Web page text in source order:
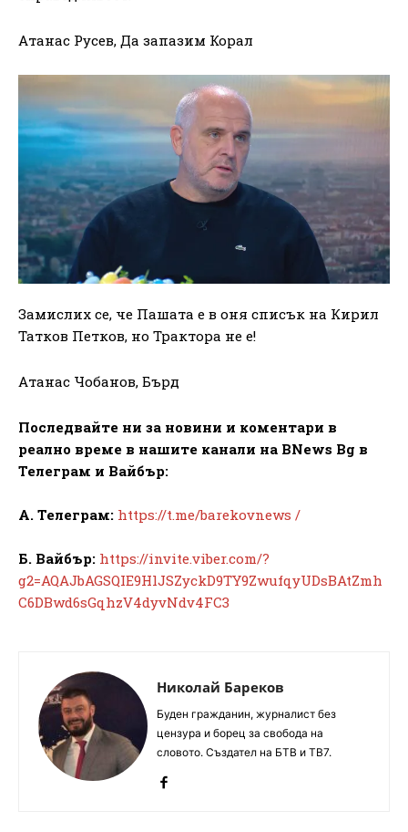
Атанас Русев, Да запазим Корал
Замислих се, че Пашата е в оня списък на Кирил
Татков Петков, но Трактора не е!
Атанас Чобанов, Бърд
Последвайте ни за новини и коментари в
реално време в нашите канали на BNews Bg в
Телеграм и Вайбър:
А. Телеграм: https://t.me/barekovnews /
Б. Вайбър: https://invite.viber.com/?
g2=AQAJbAGSQIE9HlJSZyckD9TY9ZwufqyUDsBAtZmh
C6DBwd6sGqhzV4dyvNdv4FC3
Николай Бареков
Буден гражданин, журналист без
цензура и борец за свобода на
словото. Създател на БТВ и ТВ7.